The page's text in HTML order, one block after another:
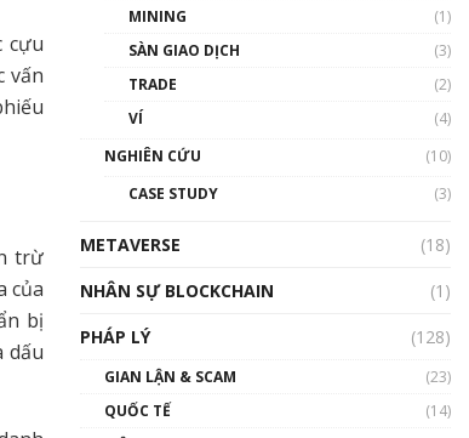
cựu
vấn
trừ
của
bị
dấu
01:34:46
MINING
(1)
SÀN GIAO DỊCH
(3)
TRADE
(2)
VÍ
(4)
NGHIÊN CỨU
(10)
CASE STUDY
(3)
METAVERSE
(18)
NHÂN SỰ BLOCKCHAIN
(1)
PHÁP LÝ
(128)
GIAN LẬN & SCAM
(23)
QUỐC TẾ
(14)